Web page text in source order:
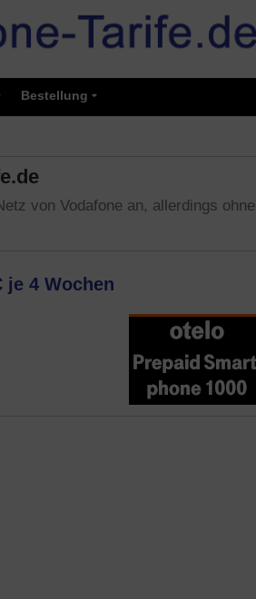
Bestellung
von Vodafone an, allerdings ohne
je 4 Wochen